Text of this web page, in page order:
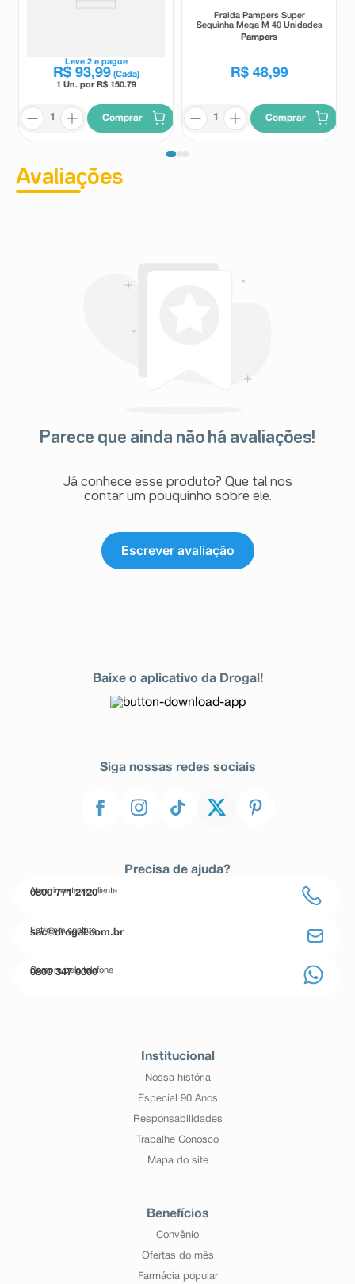
Leve 2e pague
R$ 93,99 (Cada)
1 Un. por R$ 150.79
Comprar
Fralda Pampers Super
Sequinha Mega M 40 Unidades
Pampers
R$ 48,99
Comprar
Avaliações
Parece que ainda não há avaliações!
Já conhece esse produto? Que tal nos
contar um pouquinho sobre ele.
Escrever avaliação
Baixe o aplicativo da Drogal!
Siga nossas redes sociais
Precisa de ajuda?
Atendimento ao cliente
0800 771 2120
Entre em contato
sac@drogal.com.br
Compre pelo telefone
0800 347 0000
Institucional
Nossa história
Especial 90 Anos
Responsabilidades
Trabalhe Conosco
Mapa do site
Benefícios
Convênio
Ofertas do mês
Farmácia popular